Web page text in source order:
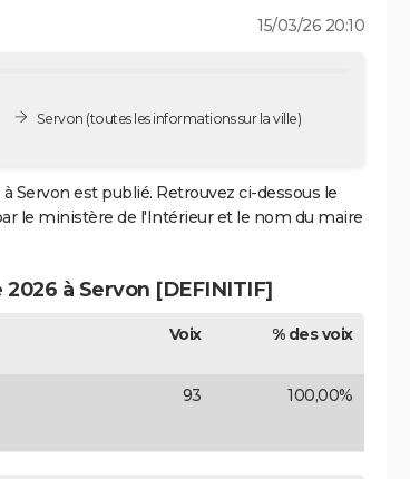
15/03/26 20:10
Servon (toutes les informations sur la ville)
à Servon est publié. Retrouvez ci-dessous le
le ministère de l'Intérieur et le nom du maire
à Servon [DEFINITIF]
Voix % des voix
93 100,00%